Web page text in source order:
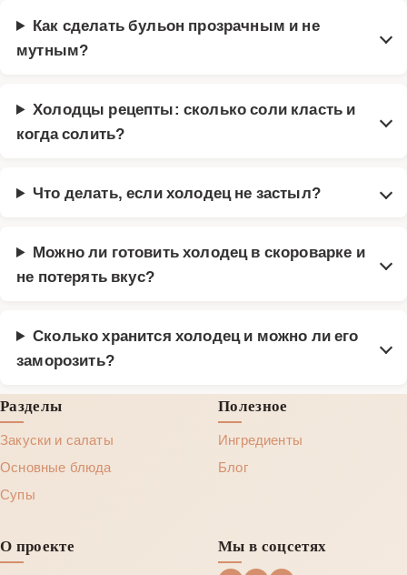
Как сделать бульон прозрачным и не
мутным?
Холодцы рецепты: сколько соли класть и
когда солить?
Что делать, если холодец не застыл?
Можно ли готовить холодец в скороварке и
не потерять вкус?
Сколько хранится холодец и можно ли его
заморозить?
Разделы
Закуски и салаты
Основные блюда
Супы
Полезное
Ингредиенты
Блог
О проекте
Мы в соцсетях